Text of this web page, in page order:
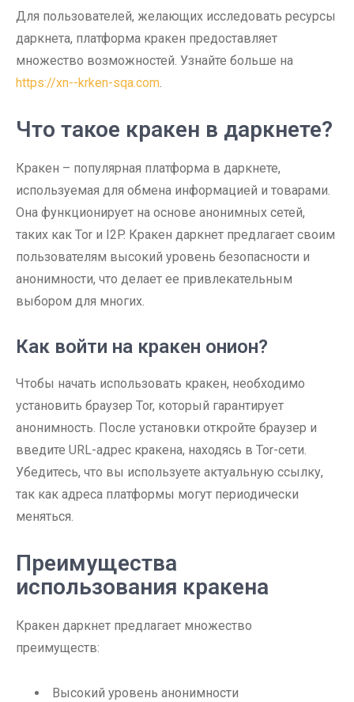
Для пользователей, желающих исследовать ресурсы
даркнета, платформа кракен предоставляет
множество возможностей. Узнайте больше на
https://xn--krken-sqa.com.
Что такое кракен в даркнете?
Кракен – популярная платформа в даркнете,
используемая для обмена информацией и товарами.
Она функционирует на основе анонимных сетей,
таких как Tor и I2P. Кракен даркнет предлагает своим
пользователям высокий уровень безопасности и
анонимности, что делает ее привлекательным
выбором для многих.
Как войти на кракен онион?
Чтобы начать использовать кракен, необходимо
установить браузер Tor, который гарантирует
анонимность. После установки откройте браузер и
введите URL-адрес кракена, находясь в Tor-сети.
Убедитесь, что вы используете актуальную ссылку,
так как адреса платформы могут периодически
меняться.
Преимущества
использования кракена
Кракен даркнет предлагает множество
преимуществ:
Высокий уровень анонимности